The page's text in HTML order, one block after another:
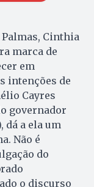
Cinthia
marca de
em
intenções de
Cayres
governador
dá a ela um
Não é
do
o discurso